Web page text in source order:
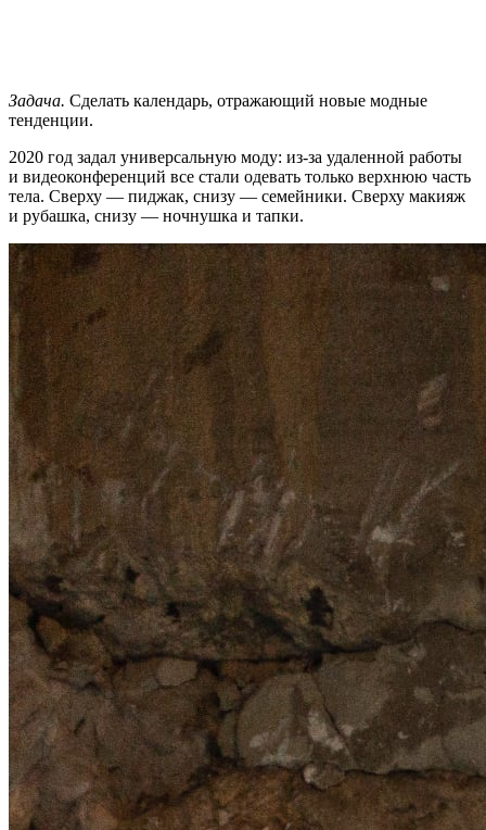
Задача. Сделать календарь, отражающий новые модные
тенденции.
2020 год задал универсальную моду: из-за удаленной работы
и видеоконференций все стали одевать только верхнюю часть
тела. Сверху — пиджак, снизу — семейники. Сверху макияж
и рубашка, снизу — ночнушка и тапки.